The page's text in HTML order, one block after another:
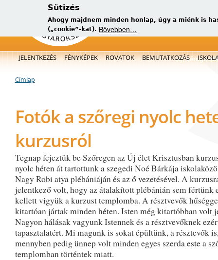
Sütizés
Ahogy majdnem minden honlap, úgy a miénk is
(„cookie”-kat). Bővebben…
új,
Főmenü
JELENTKEZÉS FÉNYKÉPEK ROVATOK BEMUTATKOZÁS
Jelenlegi hely
Címlap
Fotók a szőregi nyolc
kurzusról
Tegnap fejeztük be Szőregen az Új élet Krisztusban
nyolc héten át tartottunk a szegedi Noé Bárkája
Nagy Robi atya plébániáján és az ő vezetésével. A
jelentkező volt, hogy az átalakított plébánián sem fértünk
kellett vigyük a kurzust templomba. A résztvevők
kitartóan jártak minden héten. Isten még kitartóbban volt
Nagyon hálásak vagyunk Istennek és a résztvevőknek
tapasztalatért. Mi magunk is sokat épültünk, a résztevők
mennyben pedig ünnep volt minden egyes szerda este a
templomban történtek miatt.